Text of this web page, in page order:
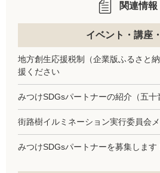
関連情報
イベント・講座
地方創生応援税制（企業版ふるさと
援ください
みつけSDGsパートナーの紹介（五十
街路樹イルミネーション実行委員会
みつけSDGsパートナーを募集します